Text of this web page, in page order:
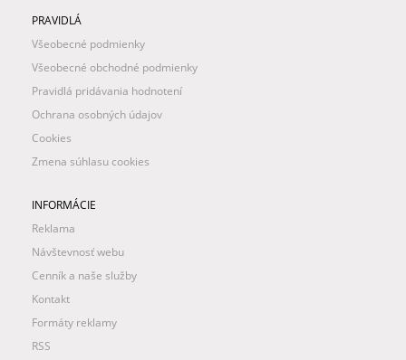
PRAVIDLÁ
Všeobecné podmienky
Všeobecné obchodné podmienky
Pravidlá pridávania hodnotení
Ochrana osobných údajov
Cookies
Zmena súhlasu cookies
INFORMÁCIE
Reklama
Návštevnosť webu
Cenník a naše služby
Kontakt
Formáty reklamy
RSS